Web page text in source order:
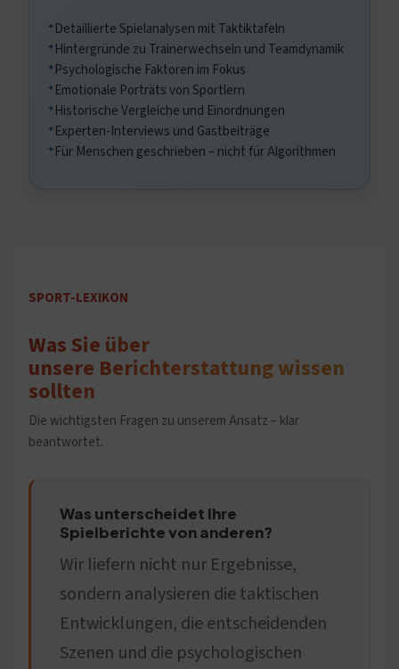
Detaillierte Spielanalysen mit Taktiktafeln
Hintergründe zu Trainerwechseln und Teamdynamik
Psychologische Faktoren im Fokus
Emotionale Porträts von Sportlern
Historische Vergleiche und Einordnungen
Experten-Interviews und Gastbeiträge
Für Menschen geschrieben – nicht für Algorithmen
SPORT-LEXIKON
Was Sie über
unsere Berichterstattung wissen
sollten
Die wichtigsten Fragen zu unserem Ansatz – klar
beantwortet.
Was unterscheidet Ihre
Spielberichte von anderen?
Wir liefern nicht nur Ergebnisse,
sondern analysieren die taktischen
Entwicklungen, die entscheidenden
Szenen und die psychologischen